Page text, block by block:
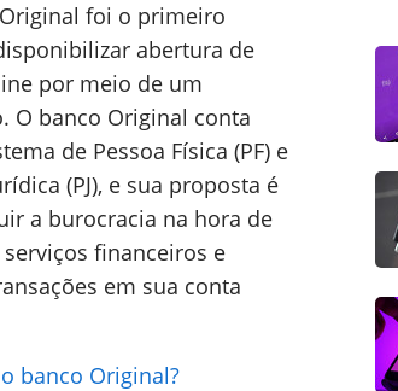
foi o primeiro
abertura de
por meio de um
O banco Original conta
de Pessoa Física (PF) e
(PJ), e sua proposta é
a burocracia na hora de
financeiros e
em sua conta
banco Original?